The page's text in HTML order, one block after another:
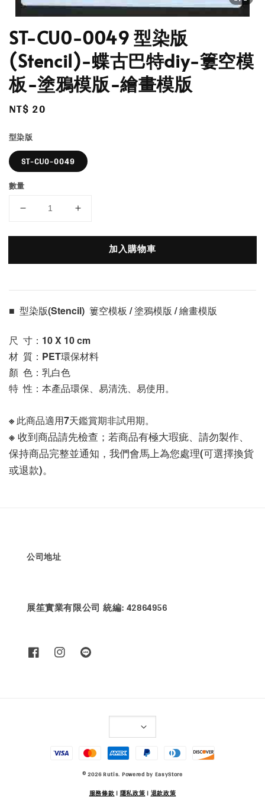
ST-CU0-0049 型染版
(Stencil)-蝶古巴特diy-簍空模
板-塗鴉模版-繪畫模版
Regular
NT$ 20
型染版
ST-CU0-0049
數量
加入購物車
■  型染版(Stencil)  簍空模板 / 塗鴉模版 / 繪畫模版
尺  寸：10 X 10 cm
材  質：PET環保材料
顏  色：乳白色
特  性：本產品環保、易清洗、易使用。
※ 此商品適用7天鑑賞期非試用期。
※ 收到商品請先檢查；若商品有極大瑕疵、請勿製作、
保持商品完整並通知，我們會馬上為您處理(可選擇換貨
或退款)。
公司地址
展笙實業有限公司 統編: 42864956
© 2026 Rutis. Powered by EasyStore
服務條款| 隱私政策| 退款政策